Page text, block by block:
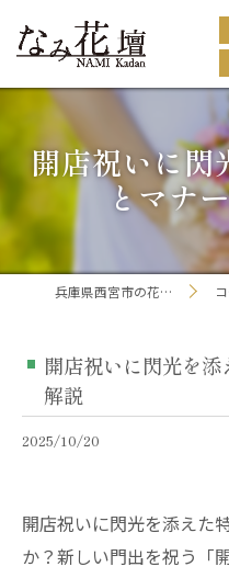
開店祝いに閃
とマナ
兵庫県西宮市の花屋ならなみ花壇 コラム
開店祝いに閃光を
解説
2025/10/20
開店祝いに閃光を添えた
か？新しい門出を祝う「